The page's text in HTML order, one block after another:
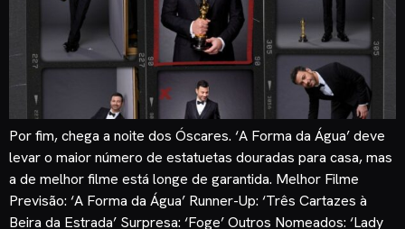
Por fim, chega a noite dos Óscares. ‘A Forma da Água’ deve
levar o maior número de estatuetas douradas para casa, mas
a de melhor filme está longe de garantida. Melhor Filme
Previsão: ‘A Forma da Água’ Runner-Up: ‘Três Cartazes à
Beira da Estrada’ Surpresa: ‘Foge’ Outros Nomeados: ‘Lady